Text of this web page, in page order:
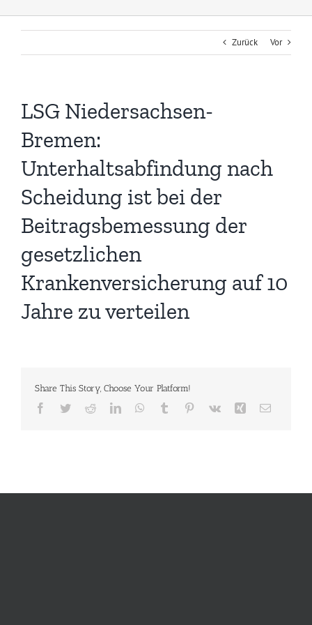
Zurück Vor
LSG Niedersachsen-
Bremen:
Unterhaltsabfindung nach
Scheidung ist bei der
Beitragsbemessung der
gesetzlichen
Krankenversicherung auf 10
Jahre zu verteilen
Share This Story, Choose Your Platform!
Facebook
TwitterRedditLinkedInWhatsApp
Tumblr Pinterest
Vk Xing E-